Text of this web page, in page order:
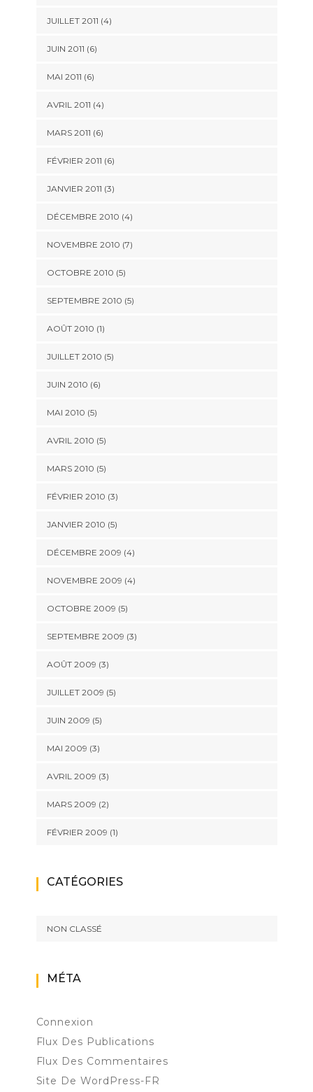
JUILLET 2011 (4)
JUIN 2011 (6)
MAI 2011 (6)
AVRIL 2011 (4)
MARS 2011 (6)
FÉVRIER 2011 (6)
JANVIER 2011 (3)
DÉCEMBRE 2010 (4)
NOVEMBRE 2010 (7)
OCTOBRE 2010 (5)
SEPTEMBRE 2010 (5)
AOÛT 2010 (1)
JUILLET 2010 (5)
JUIN 2010 (6)
MAI 2010 (5)
AVRIL 2010 (5)
MARS 2010 (5)
FÉVRIER 2010 (3)
JANVIER 2010 (5)
DÉCEMBRE 2009 (4)
NOVEMBRE 2009 (4)
OCTOBRE 2009 (5)
SEPTEMBRE 2009 (3)
AOÛT 2009 (3)
JUILLET 2009 (5)
JUIN 2009 (5)
MAI 2009 (3)
AVRIL 2009 (3)
MARS 2009 (2)
FÉVRIER 2009 (1)
CATÉGORIES
NON CLASSÉ
MÉTA
Connexion
Flux Des Publications
Flux Des Commentaires
Site De WordPress-FR